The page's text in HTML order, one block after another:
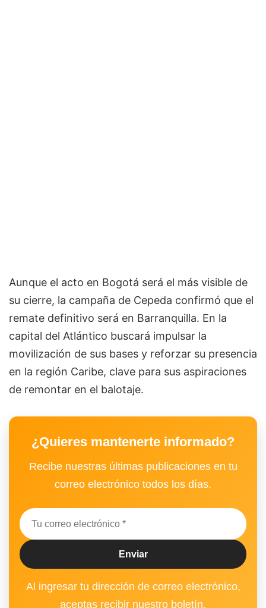
Aunque el acto en Bogotá será el más visible de
su cierre, la campaña de Cepeda confirmó que el
remate definitivo será en Barranquilla. En la
capital del Atlántico buscará impulsar la
movilización de sus bases y reforzar su presencia
en la región Caribe, clave para sus aspiraciones
de remontar en el balotaje.
¿Quieres mantenerte informado?
Recibe nuestras últimas publicaciones en tu
correo electrónico todos los días.
Al ingresar tu dirección de correo electrónico,
aceptas recibir nuestro boletín.